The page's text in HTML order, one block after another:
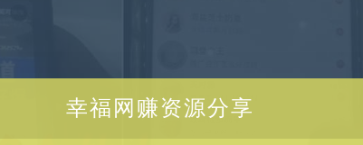
幸福网赚资源分享